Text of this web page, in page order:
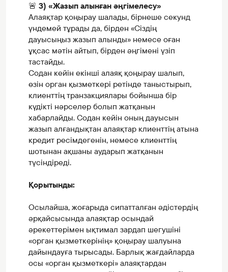
🚨 3) «Жазып алынған әңгімелесу»
Алаяқтар қоңырау шалады, бірнеше секунд
үндемей тұрады да, бірден «Сіздің
дауысыңыз жазып алынды» немесе оған
ұқсас мәтін айтып, бірден әңгімені үзіп
тастайды.
Содан кейін екінші алаяқ қоңырау шалып,
өзін орган қызметкері ретінде таныстырып,
клиенттің транзакциялары бойынша бір
күдікті нәрселер болып жатқанын
хабарлайды. Содан кейін оның дауысын
жазып алғандықтан алаяқтар клиенттің атына
кредит ресімдегенін, немесе клиенттің
шотынан ақшаны аударып жатқанын
түсіндіреді.
Қорытынды:
Осылайша, жоғарыда сипатталған әдістердің
әрқайсысында алаяқтар осындай
әрекеттерімен ықтимал зардап шегушіні
«орган қызметкерінің» қоңырау шалуына
дайындауға тырысады. Барлық жағдайларда
осы «орган қызметкері» алаяқтардан